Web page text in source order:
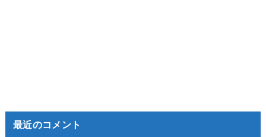
最近のコメント